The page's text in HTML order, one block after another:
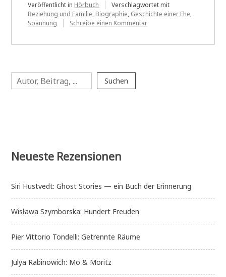
Veröffentlicht in Hörbuch
Verschlagwortet mit
Beziehung und Familie, Biographie, Geschichte einer Ehe,
Spannung
Schreibe einen Kommentarzu
Suchen
Suchen
Neueste Rezensionen
Siri Hustvedt: Ghost Stories — ein Buch der Erinnerung
Wisława Szymborska: Hundert Freuden
Pier Vittorio Tondelli: Getrennte Räume
Julya Rabinowich: Mo & Moritz